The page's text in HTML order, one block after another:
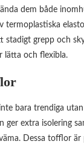
dem både
termoplastiska
stadigt grepp och
lätta och flexibla.
bara trendiga
ger extra isolering
Dessa tofflor